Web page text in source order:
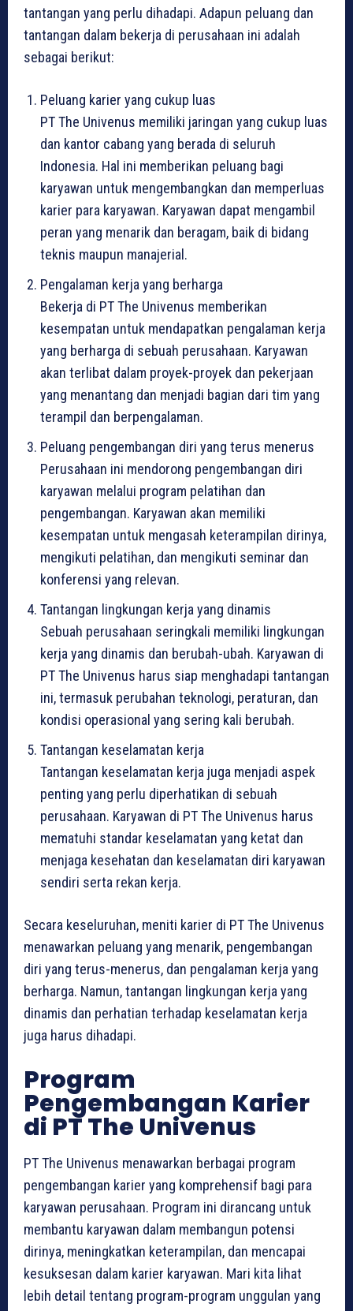
tantangan yang perlu dihadapi. Adapun peluang dan
tantangan dalam bekerja di perusahaan ini adalah
sebagai berikut:
Peluang karier yang cukup luas
PT The Univenus memiliki jaringan yang cukup luas
dan kantor cabang yang berada di seluruh
Indonesia. Hal ini memberikan peluang bagi
karyawan untuk mengembangkan dan memperluas
karier para karyawan. Karyawan dapat mengambil
peran yang menarik dan beragam, baik di bidang
teknis maupun manajerial.
Pengalaman kerja yang berharga
Bekerja di PT The Univenus memberikan
kesempatan untuk mendapatkan pengalaman kerja
yang berharga di sebuah perusahaan. Karyawan
akan terlibat dalam proyek-proyek dan pekerjaan
yang menantang dan menjadi bagian dari tim yang
terampil dan berpengalaman.
Peluang pengembangan diri yang terus menerus
Perusahaan ini mendorong pengembangan diri
karyawan melalui program pelatihan dan
pengembangan. Karyawan akan memiliki
kesempatan untuk mengasah keterampilan dirinya,
mengikuti pelatihan, dan mengikuti seminar dan
konferensi yang relevan.
Tantangan lingkungan kerja yang dinamis
Sebuah perusahaan seringkali memiliki lingkungan
kerja yang dinamis dan berubah-ubah. Karyawan di
PT The Univenus harus siap menghadapi tantangan
ini, termasuk perubahan teknologi, peraturan, dan
kondisi operasional yang sering kali berubah.
Tantangan keselamatan kerja
Tantangan keselamatan kerja juga menjadi aspek
penting yang perlu diperhatikan di sebuah
perusahaan. Karyawan di PT The Univenus harus
mematuhi standar keselamatan yang ketat dan
menjaga kesehatan dan keselamatan diri karyawan
sendiri serta rekan kerja.
Secara keseluruhan, meniti karier di PT The Univenus
menawarkan peluang yang menarik, pengembangan
diri yang terus-menerus, dan pengalaman kerja yang
berharga. Namun, tantangan lingkungan kerja yang
dinamis dan perhatian terhadap keselamatan kerja
juga harus dihadapi.
Program
Pengembangan Karier
di PT The Univenus
PT The Univenus menawarkan berbagai program
pengembangan karier yang komprehensif bagi para
karyawan perusahaan. Program ini dirancang untuk
membantu karyawan dalam membangun potensi
dirinya, meningkatkan keterampilan, dan mencapai
kesuksesan dalam karier karyawan. Mari kita lihat
lebih detail tentang program-program unggulan yang